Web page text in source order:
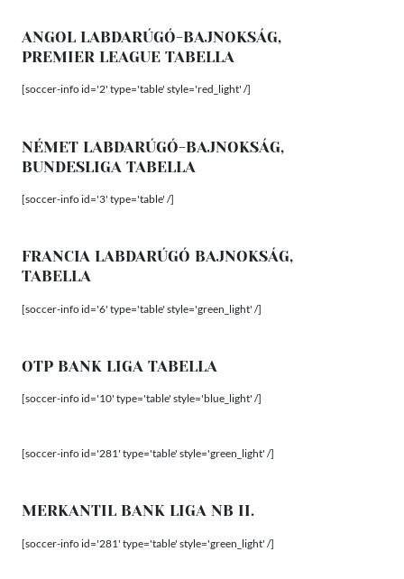
ANGOL LABDARÚGÓ-BAJNOKSÁG,
PREMIER LEAGUE TABELLA
[soccer-info id='2' type='table' style='red_light' /]
NÉMET LABDARÚGÓ-BAJNOKSÁG,
BUNDESLIGA TABELLA
[soccer-info id='3' type='table' /]
FRANCIA LABDARÚGÓ BAJNOKSÁG,
TABELLA
[soccer-info id='6' type='table' style='green_light' /]
OTP BANK LIGA TABELLA
[soccer-info id='10' type='table' style='blue_light' /]
[soccer-info id='281' type='table' style='green_light' /]
MERKANTIL BANK LIGA NB II.
[soccer-info id='281' type='table' style='green_light' /]